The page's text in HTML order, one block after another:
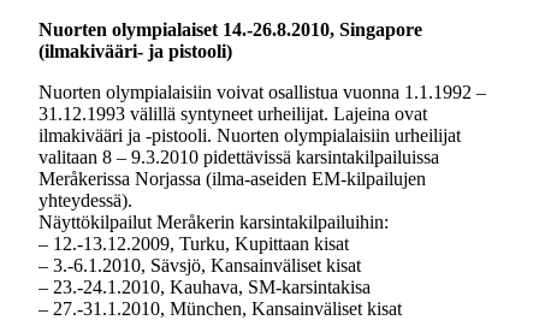
Nuorten olympialaiset 14.-26.8.2010, Singapore
(ilmakivääri- ja pistooli)
Nuorten olympialaisiin voivat osallistua vuonna 1.1.1992 –
31.12.1993 välillä syntyneet urheilijat. Lajeina ovat
ilmakivääri ja -pistooli. Nuorten olympialaisiin urheilijat
valitaan 8 – 9.3.2010 pidettävissä karsintakilpailuissa
Meråkerissa Norjassa (ilma-aseiden EM-kilpailujen
yhteydessä).
Näyttökilpailut Meråkerin karsintakilpailuihin:
– 12.-13.12.2009, Turku, Kupittaan kisat
– 3.-6.1.2010, Sävsjö, Kansainväliset kisat
– 23.-24.1.2010, Kauhava, SM-karsintakisa
– 27.-31.1.2010, München, Kansainväliset kisat